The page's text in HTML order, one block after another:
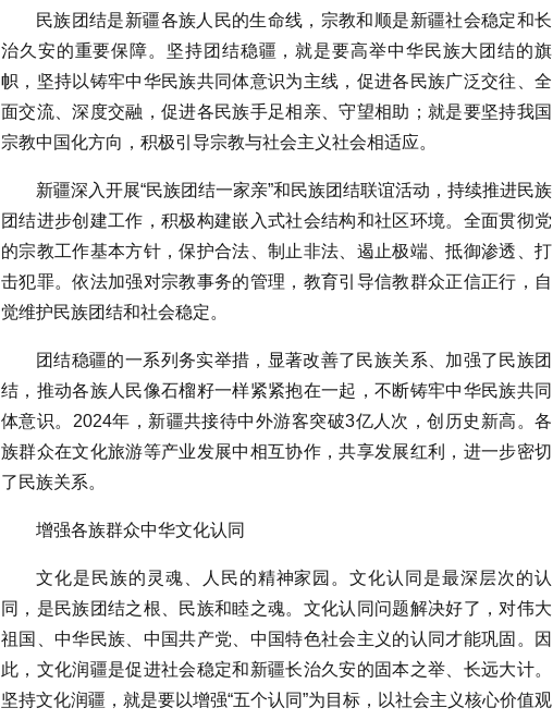
民族团结是新疆各族人民的生命线，宗教和顺是新疆社会稳定和长
治久安的重要保障。坚持团结稳疆，就是要高举中华民族大团结的旗
帜，坚持以铸牢中华民族共同体意识为主线，促进各民族广泛交往、全
面交流、深度交融，促进各民族手足相亲、守望相助；就是要坚持我国
宗教中国化方向，积极引导宗教与社会主义社会相适应。
新疆深入开展“民族团结一家亲”和民族团结联谊活动，持续推进民族
团结进步创建工作，积极构建嵌入式社会结构和社区环境。全面贯彻党
的宗教工作基本方针，保护合法、制止非法、遏止极端、抵御渗透、打
击犯罪。依法加强对宗教事务的管理，教育引导信教群众正信正行，自
觉维护民族团结和社会稳定。
团结稳疆的一系列务实举措，显著改善了民族关系、加强了民族团
结，推动各族人民像石榴籽一样紧紧抱在一起，不断铸牢中华民族共同
体意识。2024年，新疆共接待中外游客突破3亿人次，创历史新高。各
族群众在文化旅游等产业发展中相互协作，共享发展红利，进一步密切
了民族关系。
增强各族群众中华文化认同
文化是民族的灵魂、人民的精神家园。文化认同是最深层次的认
同，是民族团结之根、民族和睦之魂。文化认同问题解决好了，对伟大
祖国、中华民族、中国共产党、中国特色社会主义的认同才能巩固。因
此，文化润疆是促进社会稳定和新疆长治久安的固本之举、长远大计。
坚持文化润疆，就是要以增强“五个认同”为目标，以社会主义核心价值观